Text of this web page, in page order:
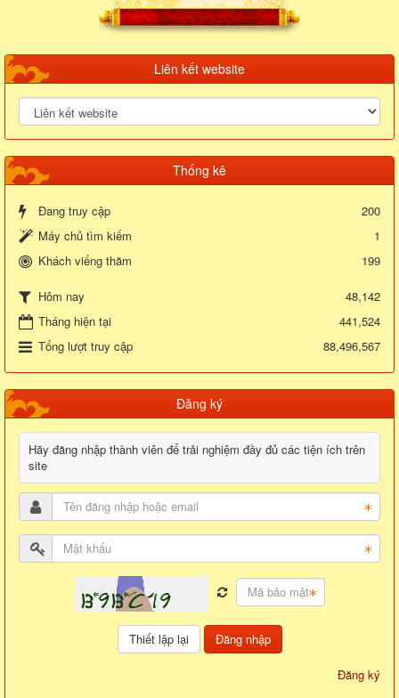
Liên kết website
Thống kê
Đang truy cập
200
Máy chủ tìm kiếm
1
Khách viếng thăm
199
Hôm nay
48,142
Tháng hiện tại
441,524
Tổng lượt truy cập
88,496,567
Đăng ký
Hãy đăng nhập thành viên để trải nghiệm đầy đủ các tiện ích trên
site
Đăng nhập
Đăng ký